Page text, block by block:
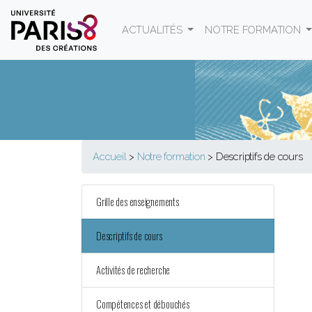
Panneau de gestion des cookies
ACTUALITÉS NOTRE FORMATION
Accueil > Notre formation > Descriptifs de cours
Grille des enseignements
Descriptifs de cours
Activités de recherche
Compétences et débouchés